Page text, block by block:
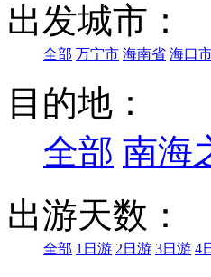
出发城市：
全部 万宁市 海南省 海口
目的地：
全部 南海
出游天数：
全部 1日游 2日游 3日游 4